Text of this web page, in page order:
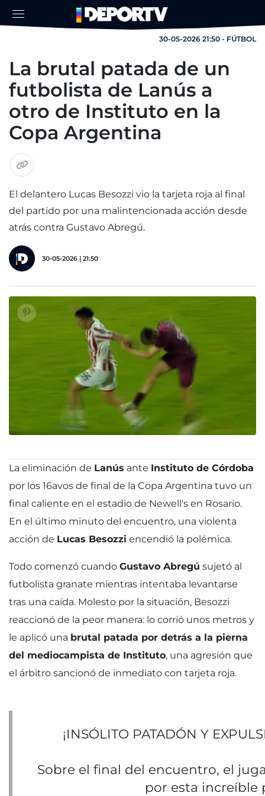
30-05-2026 21:50 - FÚTBOL
La brutal patada de un
futbolista de Lanús a
otro de Instituto en la
Copa Argentina
El delantero Lucas Besozzi vio la tarjeta roja al final
del partido por una malintencionada acción desde
atrás contra Gustavo Abregú.
30-05-2026 | 21:50
La eliminación de Lanús ante Instituto de Córdoba
por los 16avos de final de la Copa Argentina tuvo un
final caliente en el estadio de Newell's en Rosario.
En el último minuto del encuentro, una violenta
acción de Lucas Besozzi encendió la polémica.
Todo comenzó cuando Gustavo Abregú sujetó al
futbolista granate mientras intentaba levantarse
tras una caída. Molesto por la situación, Besozzi
reaccionó de la peor manera: lo corrió unos metros y
le aplicó una brutal patada por detrás a la pierna
del mediocampista de Instituto, una agresión que
el árbitro sancionó de inmediato con tarjeta roja.
¡INSÓLITO PATADÓN Y
Sobre el final del encuentro, el
por esta increíble